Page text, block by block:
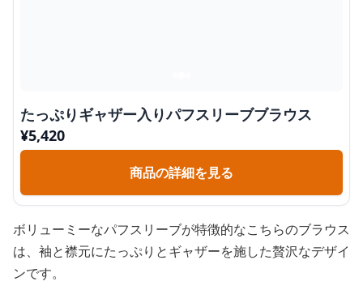
たっぷりギャザー入りパフスリーブブラウス
¥5,420
商品の詳細を見る
ボリューミーなパフスリーブが特徴的なこちらのブラウス
は、袖と襟元にたっぷりとギャザーを施した贅沢なデザイ
ンです。